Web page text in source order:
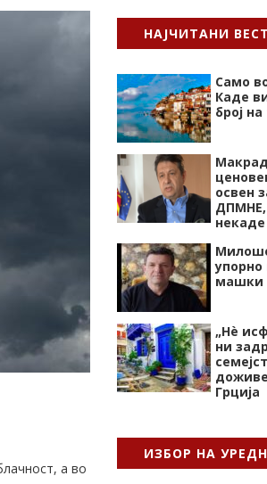
а во
НАЈЧИТАНИ
Само
Каде
број
освен
ДПМНЕ,
упорно
машки
„Нѐ
ни
Грција
ИЗБОР НА